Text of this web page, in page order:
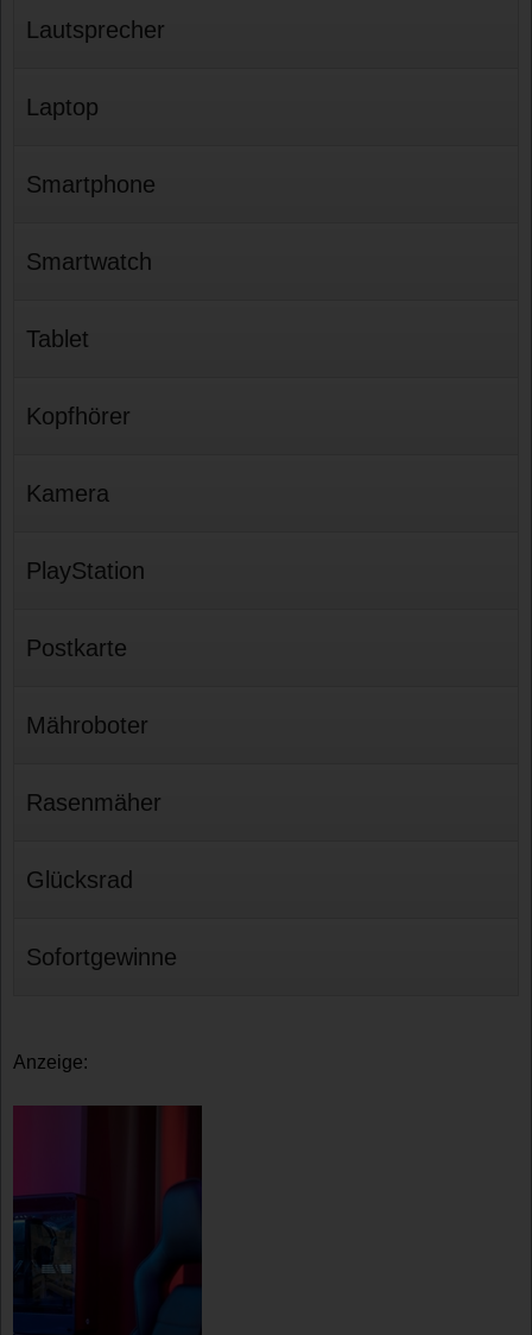
Lautsprecher
Laptop
Smartphone
Smartwatch
Tablet
Kopfhörer
Kamera
PlayStation
Postkarte
Mähroboter
Rasenmäher
Glücksrad
Sofortgewinne
Anzeige: